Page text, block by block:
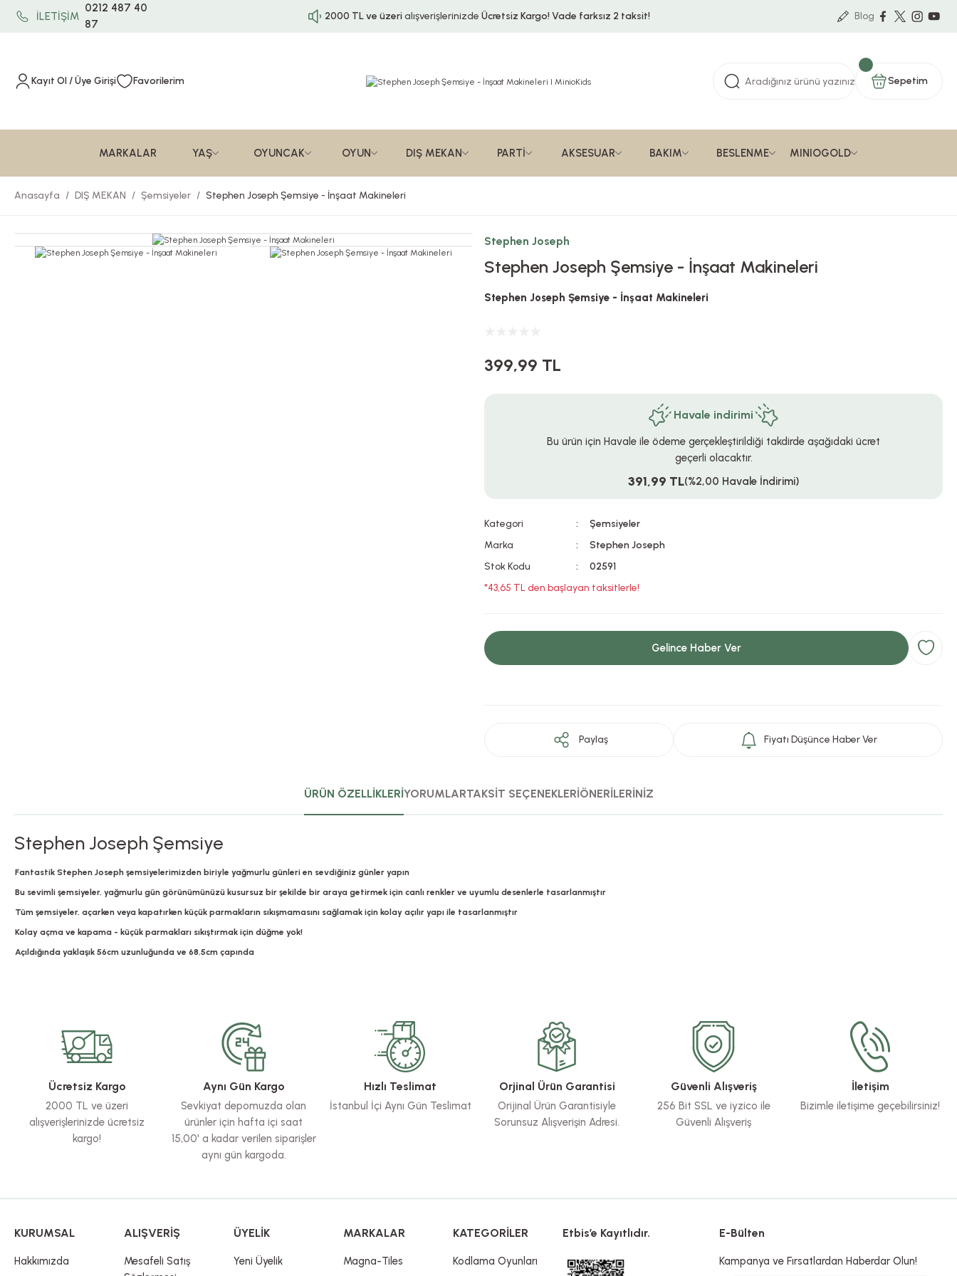
İLETİŞİM
0212 487 40
87
2000 TL ve üzerialışverişlerinizde Ücretsiz Kargo!Vade farksız 2 taksit! Blog
Kayıt Ol / Üye Girişi Favorilerim Sepetim
MARKALAR YAŞ OYUNCAK OYUN DIŞ MEKAN PARTİ AKSESUAR BAKIM BESLENME MINIOGOLD
Anasayfa DIŞ MEKAN Şemsiyeler Stephen Joseph Şemsiye - İnşaat Makineleri
Stephen Joseph
Stephen Joseph Şemsiye - İnşaat Makineleri
Stephen Joseph Şemsiye - İnşaat Makineleri
399,99 TL
Havale indirimi
Bu ürün için Havale ile ödeme gerçekleştirildiği takdirde aşağıdaki ücret
geçerli olacaktır.
391,99 TL(%2,00 Havale İndirimi)
Kategori
Şemsiyeler
Marka
Stephen Joseph
Stok Kodu
02591
*43,65 TL den başlayan taksitlerle!
Gelince Haber Ver
Paylaş Fiyatı Düşünce Haber Ver
ÜRÜN ÖZELLİKLERİYORUMLARTAKSİT SEÇENEKLERİÖNERİLERİNİZ
Stephen Joseph Şemsiye
Fantastik Stephen Joseph şemsiyelerimizden biriyle yağmurlu günleri en sevdiğiniz günler yapın
Bu sevimli şemsiyeler, yağmurlu gün görünümünüzü kusursuz bir şekilde bir araya getirmek için canlı renkler ve uyumlu desenlerle tasarlanmıştır
Tüm şemsiyeler, açarken veya kapatırken küçük parmakların sıkışmamasını sağlamak için kolay açılır yapı ile tasarlanmıştır
Kolay açma ve kapama - küçük parmakları sıkıştırmak için düğme yok!
Açıldığında yaklaşık 56cm uzunluğunda ve 68,5cm çapında
Ürün resmi kalitesiz, bozuk veya görüntülenemiyor.
Ürün açıklamasında eksik bilgiler bulunuyor.
Ürün bilgilerinde hatalar bulunuyor.
Ürün fiyatı diğer sitelerden daha pahalı.
Bu ürüne benzer farklı alternatifler olmalı.
Ücretsiz Kargo
2000 TL ve üzeri
alışverişlerinizde ücretsiz
kargo!
Aynı Gün Kargo
Sevkiyat depomuzda olan
ürünler için hafta içi saat
15,00' a kadar verilen siparişler
aynı gün kargoda.
Hızlı Teslimat
İstanbul İçi Aynı Gün Teslimat
Orjinal Ürün Garantisi
Orijinal Ürün Garantisiyle
Sorunsuz Alışverişin Adresi.
Güvenli Alışveriş
256 Bit SSL ve iyzico ile
Güvenli Alışveriş
İletişim
Bizimle iletişime geçebilirsiniz!
KURUMSAL
Hakkımızda
ALIŞVERİŞ
Mesafeli Satış
ÜYELİK
Yeni Üyelik
MARKALAR
Magna-Tiles
KATEGORİLER
Kodlama Oyunları
Etbis’e Kayıtlıdır. E-Bülten
Kampanya ve Fırsatlardan Haberdar Olun!